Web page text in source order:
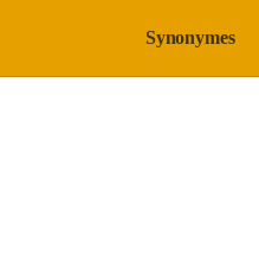
Synonymes